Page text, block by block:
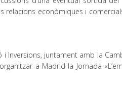
relacions econòmiques i
i Inversions, juntament amb la
a Madrid la Jornada